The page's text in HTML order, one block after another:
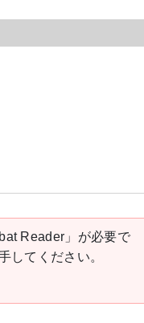
Reader」が必要で
してください。